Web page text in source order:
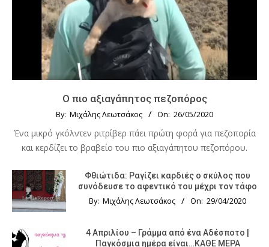
Ο πιο αξιαγάπητος πεζοπόρος
By: Μιχάλης Λεωτσάκος On: 26/05/2020
Ένα μικρό γκόλντεν ριτρίβερ πάει πρώτη φορά για πεζοπορία
και κερδίζει το βραβείο του πιο αξιαγάπητου πεζοπόρου.
Φθιώτιδα: Ραγίζει καρδιές ο σκύλος που
συνόδευσε το αφεντικό του μέχρι τον τάφο
By: Μιχάλης Λεωτσάκος On: 29/04/2020
4 Απριλίου – Γράμμα από ένα Αδέσποτο |
Παγκόσμια ημέρα είναι…ΚΑΘΕ ΜΕΡΑ